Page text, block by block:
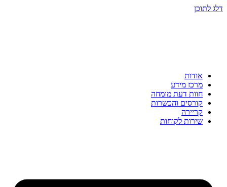
דלג לתוכן
אודות
מרכז מידע
חוות דעת מומחה
קורסים והכשרות
קריירה
שירות לקוחות